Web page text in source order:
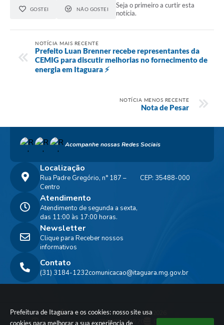
Prefeitura de Itaguara e os cookies: nosso site usa
cookies para melhorar a sua experiência de
GOSTEI NÃO GOSTEI
Seja o primeiro a curtir esta
notícia.
NOTÍCIA MAIS RECENTE
Prefeito Luan Brenner recebe representantes da
CEMIG para discutir melhorias no fornecimento de
energia em Itaguara ⚡
NOTÍCIA MENOS RECENTE
Nota de Pesar
Acompanhe nossas Redes Sociais
Localização
Rua Padre Gregório, n° 187 –
Centro
CEP: 35488-000
Contato
(31) 3184-1232comunicacao@itaguara.mg.gov.br
Atendimento
Atendimento de segunda a sexta,
das 11:00 às 17:00 horas.
Newsletter
Clique para Receber nossos
informativos
Versão do Sistema:3.5.3 - 19/06/2026
Portal atualizado em:07/08/2026 16:20 Dados Abertos